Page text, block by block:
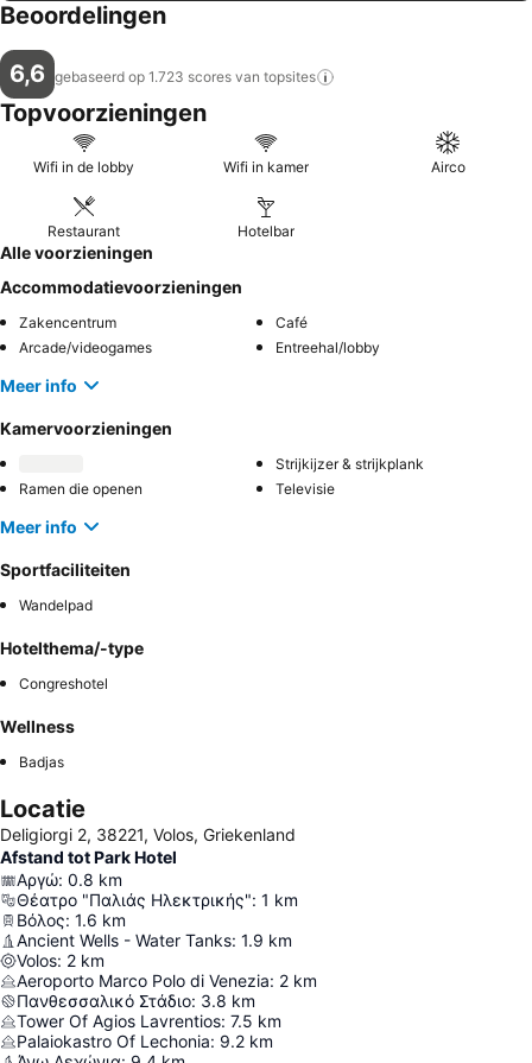
Beoordelingen
6,6 gebaseerd op 1.723 scores van topsites
Topvoorzieningen
Wifi in de lobby Wifi in kamer Airco
Restaurant Hotelbar
Alle voorzieningen
Accommodatievoorzieningen
Zakencentrum
Café
Arcade/videogames
Entreehal/lobby
Meer info
Kamervoorzieningen
Strijkijzer & strijkplank
Ramen die openen
Televisie
Meer info
Sportfaciliteiten
Wandelpad
Hotelthema/-type
Congreshotel
Wellness
Badjas
Locatie
Deligiorgi 2, 38221, Volos, Griekenland
Afstand tot Park Hotel
Αργώ: 0.8 km
Θέατρο "Παλιάς Ηλεκτρικής": 1 km
Βόλος: 1.6 km
Ancient Wells - Water Tanks: 1.9 km
Volos: 2 km
Aeroporto Marco Polo di Venezia: 2 km
Πανθεσσαλικό Στάδιο: 3.8 km
Tower Of Agios Lavrentios: 7.5 km
Palaiokastro Of Lechonia: 9.2 km